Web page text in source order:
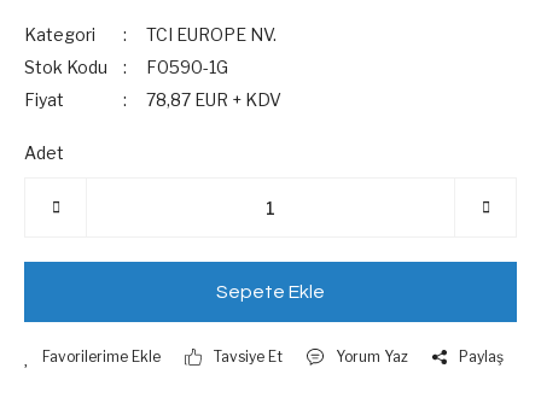
Kategori
TCI EUROPE NV.
Stok Kodu
F0590-1G
Fiyat
78,87 EUR + KDV
Adet
Sepete Ekle
Tavsiye Et Yorum Yaz Paylaş